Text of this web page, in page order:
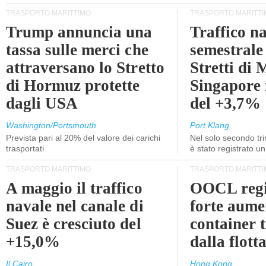
TRASPORTO MARITTIMO
Trump annuncia una
tassa sulle merci che
attraversano lo Stretto
di Hormuz protette
dagli USA
Washington/Portsmouth
Prevista pari al 20% del valore dei carichi
trasportati
TRASPORTO
Traffico
Stretti di
del +3,7%
Port Klang
Nel solo secondo
è stato registrato
TRASPORTO MARITTIMO
A maggio il traffico
navale nel canale di
Suez è cresciuto del
+15,0%
Il Cairo
TRASPORTO
OOCL
forte
container
dalla
Hong Kong